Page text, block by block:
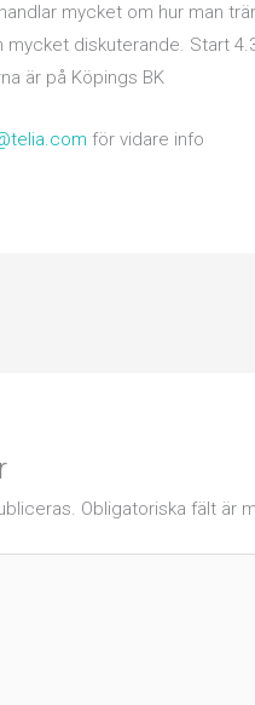
mycket om hur man
mycket diskuterande. Start
är på Köpings BK
för vidare info
Obligatoriska fält är